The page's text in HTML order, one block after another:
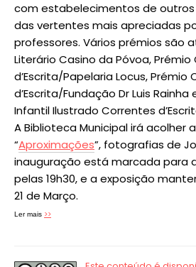
com estabelecimentos de
das vertentes mais apreciadas
professores. Vários prémios são
Literário Casino da Póvoa,
d’Escrita/Papelaria Locus, Prémio
d’Escrita/Fundação Dr Luis
Infantil Ilustrado Correntes
A Biblioteca Municipal irá acolher
“Aproximações”, fotografias de
inauguração está marcada para
pelas 19h30, e a exposição
21 de Março.
Ler mais >>